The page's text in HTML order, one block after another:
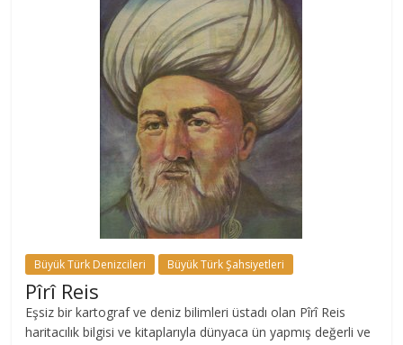
Büyük Türk Denizcileri Büyük Türk Şahsiyetleri
Pîrî Reis
Eşsiz bir kartograf ve deniz bilimleri üstadı olan Pîrî Reis
haritacılık bilgisi ve kitaplarıyla dünyaca ün yapmış değerli ve